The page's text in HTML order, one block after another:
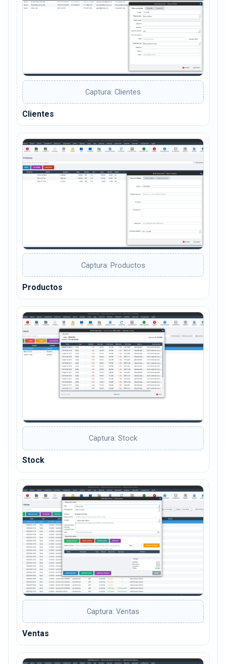
Captura: Clientes
Clientes
Captura: Productos
Productos
Captura: Stock
Stock
Captura: Ventas
Ventas